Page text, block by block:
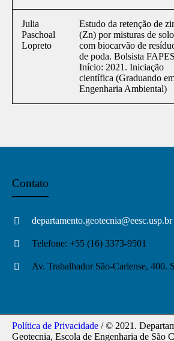
Julia
Paschoal
Lopreto
Estudo da retenção de
(Zn) por misturas de solo
com biocarvão de
de poda. Bolsista
Início: 2021. Iniciação
científica (Graduando
Engenharia Ambiental)
Contato
departamento.geotecnia@eesc.usp.br
Telefone: +55 (16) 3373-9501
Av. Trabalhador São-Carlense, 400.
Política de Privacidade / © 2021.
Geotecnia, Escola de Engenharia de São